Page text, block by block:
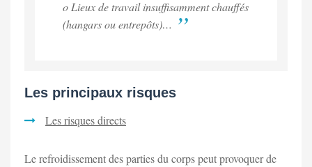
o Lieux de travail insuffisamment chauffés
(hangars ou entrepôts)…
Les principaux risques
Les risques directs
Le refroidissement des parties du corps peut provoquer de